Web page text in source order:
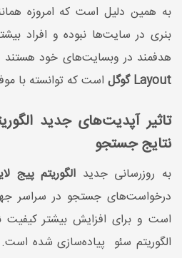
به همین دلیل است که امروزه
بنری در سایت‌ها نبوده و افراد
هدفمند در وبسایت‌های خود هستند
Layout گوگل
است که توانسته با
نتایج جستجو
به روزرسانی جدید الگوریتم پیج
درخواست‌های جستجو در سراسر
است و برای افزایش بیشتر
الگوریتم سئو پیاده‌سازی شده